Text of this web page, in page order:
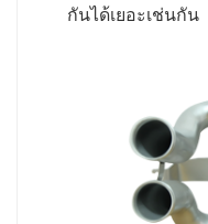
กันได้เยอะเช่นกัน